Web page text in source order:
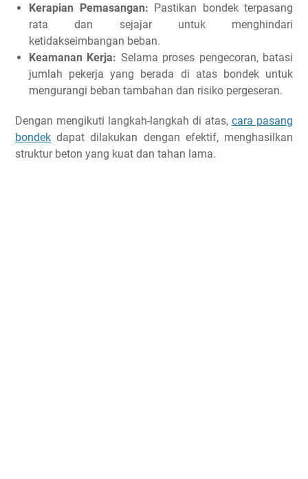
Kerapian Pemasangan: Pastikan bondek terpasang
rata dan sejajar untuk menghindari
ketidakseimbangan beban.
Keamanan Kerja: Selama proses pengecoran, batasi
jumlah pekerja yang berada di atas bondek untuk
mengurangi beban tambahan dan risiko pergeseran.
Dengan mengikuti langkah-langkah di atas, cara pasang
bondek dapat dilakukan dengan efektif, menghasilkan
struktur beton yang kuat dan tahan lama.